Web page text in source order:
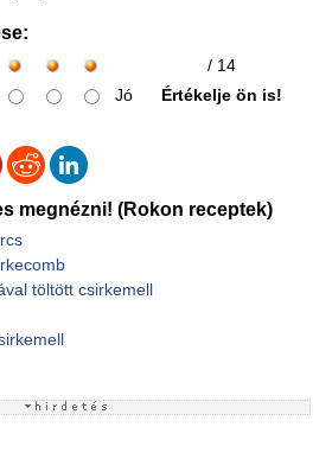
/ 14
Jó Értékelje ön is!
megnézni! (Rokon receptek)
töltött csirkemell